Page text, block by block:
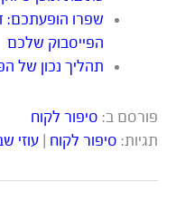
שפרו הופעתכם:
הפייסבוק שלכם
תהליך נכון של
פורסם ב: סיפור לקוח
תגיות: סיפור לקוח עוזי